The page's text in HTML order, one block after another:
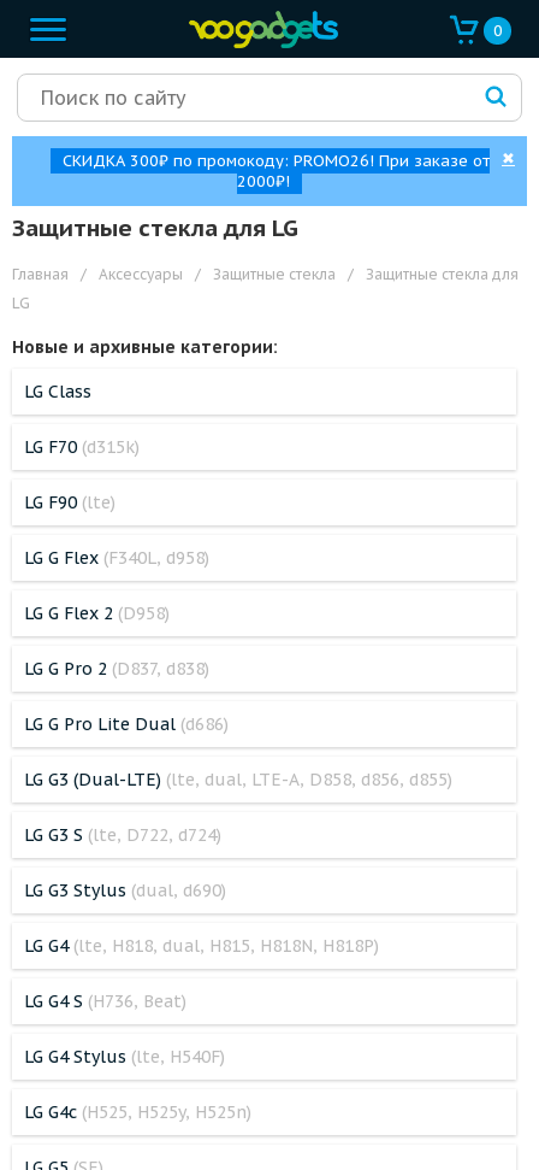
0
СКИДКА 300₽ по промокоду: PROMO26! При заказе от
2000₽!
✖
Защитные стекла для LG
Главная / Аксессуары / Защитные стекла /
Защитные стекла для
LG
Новые и архивные категории:
LG Class
LG F70 (d315k)
LG F90 (lte)
LG G Flex (F340L, d958)
LG G Flex 2 (D958)
LG G Pro 2 (D837, d838)
LG G Pro Lite Dual (d686)
LG G3 (Dual-LTE) (lte, dual, LTE-A, D858, d856, d855)
LG G3 S (lte, D722, d724)
LG G3 Stylus (dual, d690)
LG G4 (lte, H818, dual, H815, H818N, H818P)
LG G4 S (H736, Beat)
LG G4 Stylus (lte, H540F)
LG G4c (H525, H525y, H525n)